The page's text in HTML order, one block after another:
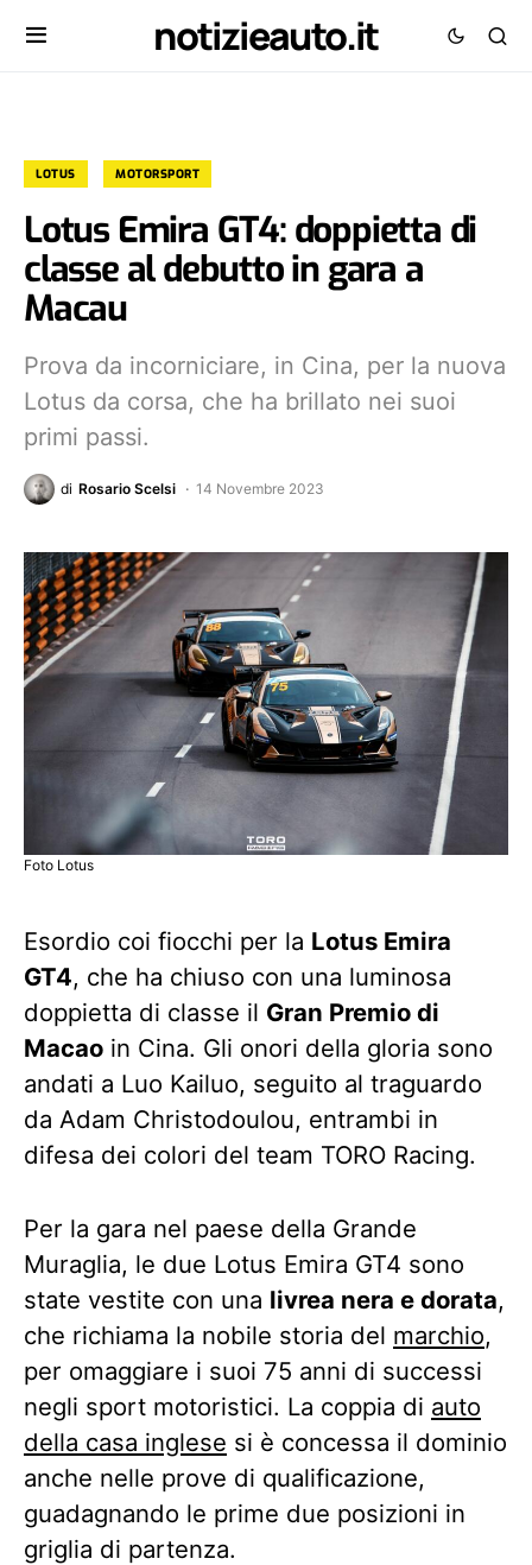
notizieauto.it
LOTUS MOTORSPORT
Lotus Emira GT4: doppietta di
classe al debutto in gara a
Macau
Prova da incorniciare, in Cina, per la nuova
Lotus da corsa, che ha brillato nei suoi
primi passi.
di Rosario Scelsi 14 Novembre 2023
Foto Lotus
Esordio coi fiocchi per la Lotus Emira
GT4, che ha chiuso con una luminosa
doppietta di classe il Gran Premio di
Macao in Cina. Gli onori della gloria sono
andati a Luo Kailuo, seguito al traguardo
da Adam Christodoulou, entrambi in
difesa dei colori del team TORO Racing.
Per la gara nel paese della Grande
Muraglia, le due Lotus Emira GT4 sono
state vestite con una livrea nera e dorata,
che richiama la nobile storia del marchio,
per omaggiare i suoi 75 anni di successi
negli sport motoristici. La coppia di auto
della casa inglese si è concessa il dominio
anche nelle prove di qualificazione,
guadagnando le prime due posizioni in
griglia di partenza.